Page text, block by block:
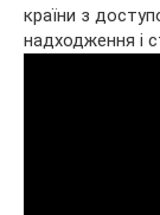
країни з
надходження і